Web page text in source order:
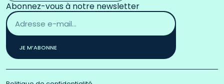
Abonnez-vous à notre newsletter
Adresse
email
*
JE M’ABONNE